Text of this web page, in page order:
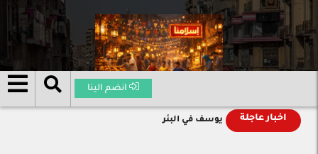
انضم الينا
اخبار عاجلة يوسف في البئر